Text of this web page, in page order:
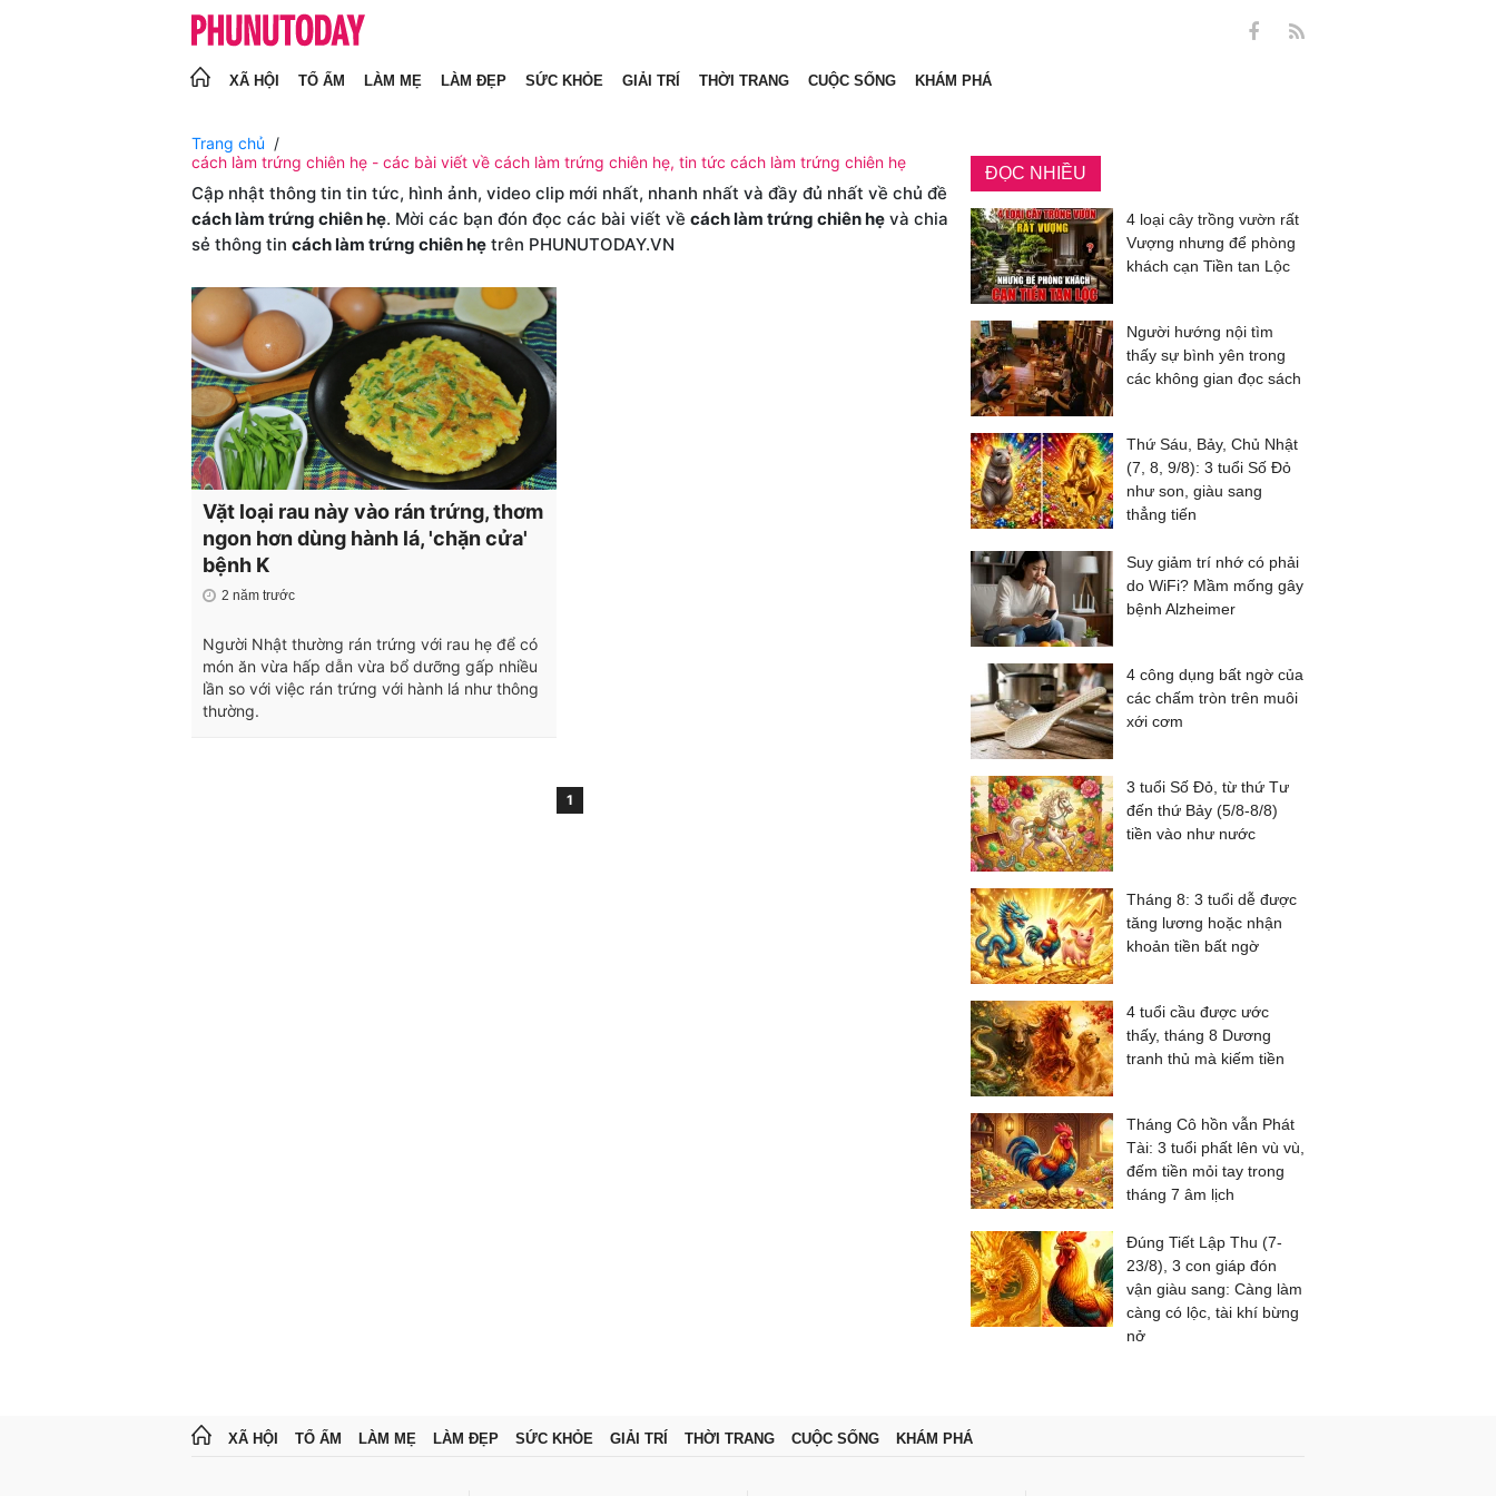
XÃ HỘI TỔ ẤM LÀM MẸ LÀM ĐẸP SỨC KHỎE GIẢI TRÍ THỜI TRANG CUỘC SỐNG KHÁM PHÁ
Trang chủ
cách làm trứng chiên hẹ - các bài viết về cách làm trứng chiên hẹ, tin tức cách làm trứng chiên hẹ
Cập nhật thông tin tin tức, hình ảnh, video clip mới nhất, nhanh nhất và đầy đủ nhất về chủ đề
cách làm trứng chiên hẹ. Mời các bạn đón đọc các bài viết về cách làm trứng chiên hẹ và chia
sẻ thông tin cách làm trứng chiên hẹ trên PHUNUTODAY.VN
Vặt loại rau này vào rán trứng, thơm
ngon hơn dùng hành lá, 'chặn cửa'
bệnh K
2 năm trước
Người Nhật thường rán trứng với rau hẹ để có
món ăn vừa hấp dẫn vừa bổ dưỡng gấp nhiều
lần so với việc rán trứng với hành lá như thông
thường.
1
ĐỌC NHIỀU
4 loại cây trồng vườn rất
Vượng nhưng để phòng
khách cạn Tiền tan Lộc
Người hướng nội tìm
thấy sự bình yên trong
các không gian đọc sách
Thứ Sáu, Bảy, Chủ Nhật
(7, 8, 9/8): 3 tuổi Số Đỏ
như son, giàu sang
thẳng tiến
Suy giảm trí nhớ có phải
do WiFi? Mầm mống gây
bệnh Alzheimer
4 công dụng bất ngờ của
các chấm tròn trên muôi
xới cơm
3 tuổi Số Đỏ, từ thứ Tư
đến thứ Bảy (5/8-8/8)
tiền vào như nước
Tháng 8: 3 tuổi dễ được
tăng lương hoặc nhận
khoản tiền bất ngờ
4 tuổi cầu được ước
thấy, tháng 8 Dương
tranh thủ mà kiếm tiền
Tháng Cô hồn vẫn Phát
Tài: 3 tuổi phất lên vù vù,
đếm tiền mỏi tay trong
tháng 7 âm lịch
Đúng Tiết Lập Thu (7-
23/8), 3 con giáp đón
vận giàu sang: Càng làm
càng có lộc, tài khí bừng
nở
XÃ HỘI TỔ ẤM LÀM MẸ LÀM ĐẸP SỨC KHỎE GIẢI TRÍ THỜI TRANG CUỘC SỐNG KHÁM PHÁ